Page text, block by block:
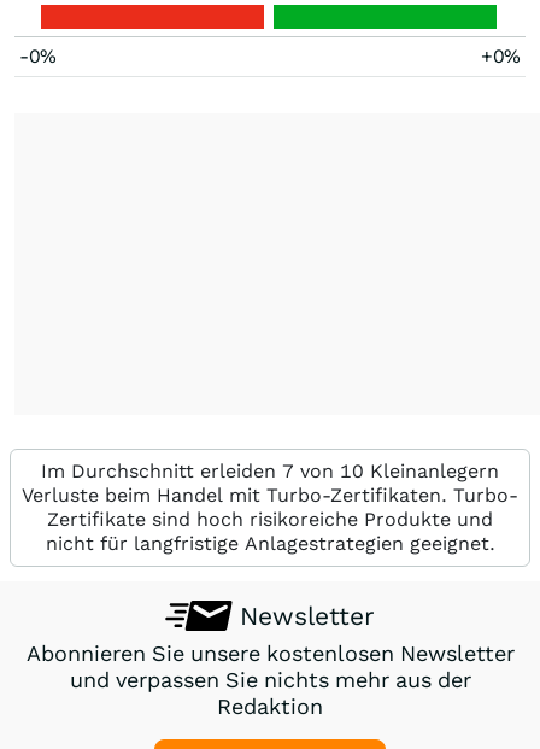
-0% +0%
Im Durchschnitt erleiden 7 von 10 Kleinanlegern
Verluste beim Handel mit Turbo-Zertifikaten. Turbo-
Zertifikate sind hoch risikoreiche Produkte und
nicht für langfristige Anlagestrategien geeignet.
Newsletter
Abonnieren Sie unsere kostenlosen Newsletter
und verpassen Sie nichts mehr aus der
Redaktion